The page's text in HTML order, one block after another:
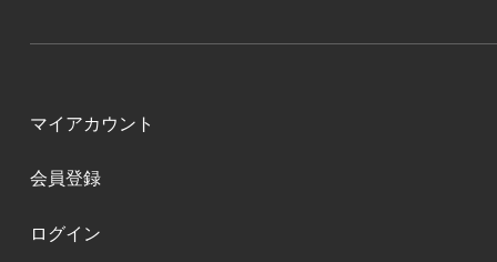
マイアカウント
会員登録
ログイン